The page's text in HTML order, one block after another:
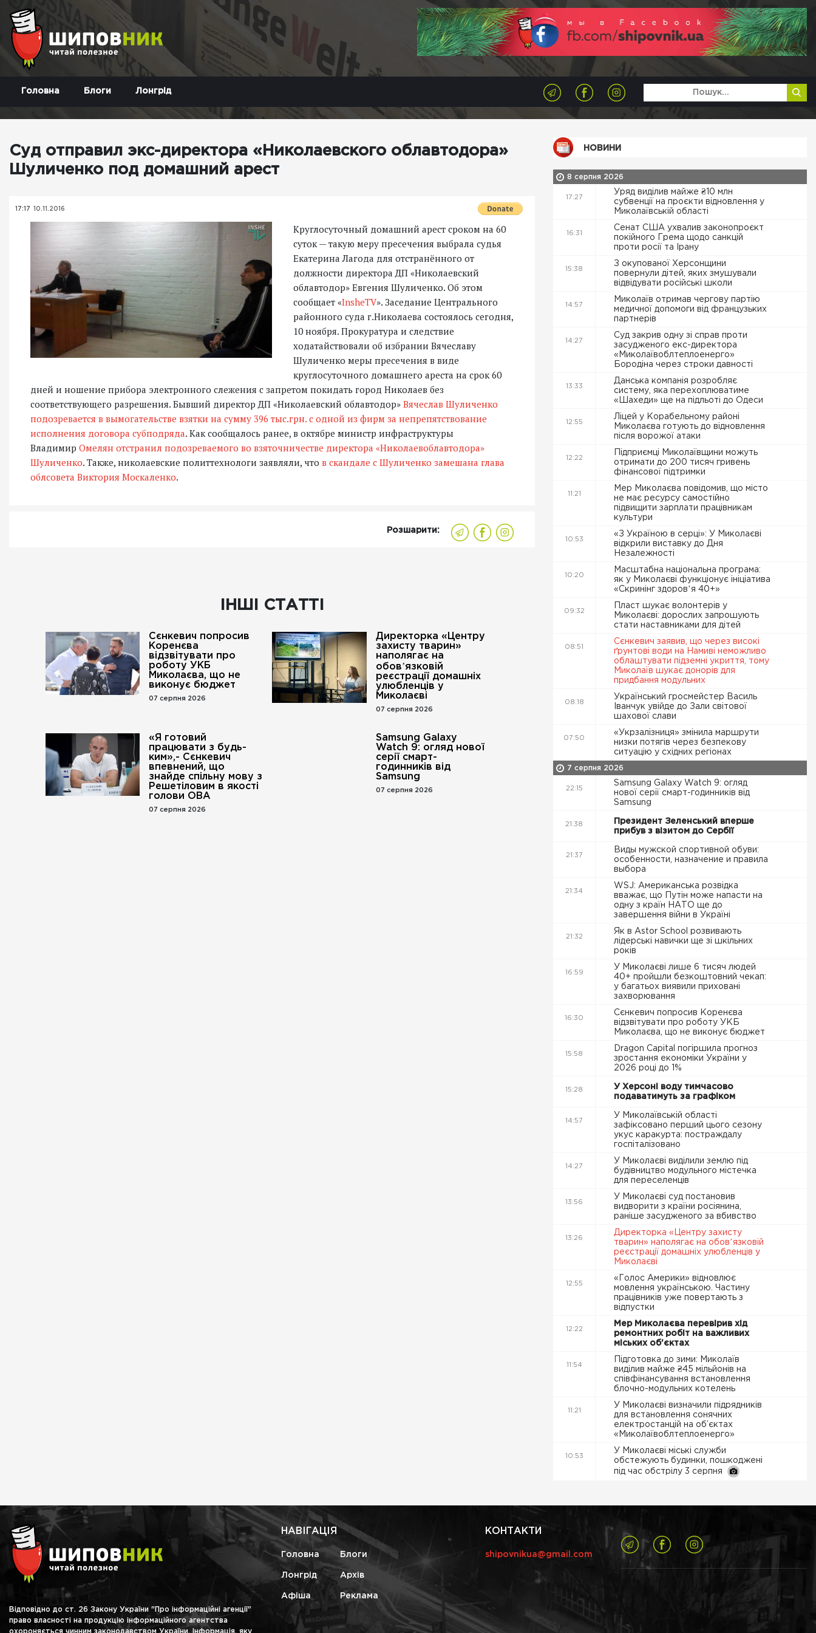
Головна Блоги Лонгрід
Суд отправил экс-директора «Николаевского облавтодора»
Шуличенко под домашний арест
17:17 10.11.2016
Круглосуточный домашний арест сроком на 60
суток — такую меру пресечения выбрала судья
Екатерина Лагода для отстранённого от
должности директора ДП «Николаевский
облавтодор» Евгения Шуличенко. Об этом
сообщает «InsheTV». Заседание Центрального
районного суда г.Николаева состоялось сегодня,
10 ноября. Прокуратура и следствие
ходатайствовали об избрании Вячеславу
Шуличенко меры пресечения в виде
круглосуточного домашнего ареста на срок 60
дней и ношение прибора электронного слежения с запретом покидать город Николаев без
соответствующего разрешения. Бывший директор ДП «Николаевский облавтодор» Вячеслав Шуличенко
подозревается в вымогательстве взятки на сумму 396 тыс.грн. с одной из фирм за непрепятствование
исполнения договора субподряда. Как сообщалось ранее, в октябре министр инфраструктуры
Владимир Омелян отстранил подозреваемого во взяточничестве директора «Николаевоблавтодора»
Шуличенко. Также, николаевские политтехнологи заявляли, что в скандале с Шуличенко замешана глава
облсовета Виктория Москаленко.
Розшарити:
ІНШІ СТАТТІ
Сєнкевич попросив
Коренєва
відзвітувати про
роботу УКБ
Миколаєва, що не
виконує бюджет
07 серпня 2026
Директорка «Центру
захисту тварин»
наполягає на
обовʼязковій
реєстрації домашніх
улюбленців у
Миколаєві
07 серпня 2026
«Я готовий
працювати з будь-
ким»,- Сєнкевич
впевнений, що
знайде спільну мову з
Решетіловим в якості
голови ОВА
07 серпня 2026
Samsung Galaxy
Watch 9: огляд нової
серії смарт-
годинників від
Samsung
07 серпня 2026
НОВИНИ
8 серпня 2026
17:27
Уряд виділив майже ₴10 млн
субвенції на проєкти відновлення у
Миколаївській області
16:31
Сенат США ухвалив законопроєкт
покійного Грема щодо санкцій
проти росії та Ірану
15:38
З окупованої Херсонщини
повернули дітей, яких змушували
відвідувати російські школи
14:57
Миколаїв отримав чергову партію
медичної допомоги від французьких
партнерів
14:27
Суд закрив одну зі справ проти
засудженого екс-директора
«Миколаївоблтеплоенерго»
Бородіна через строки давності
13:33
Данська компанія розробляє
систему, яка перехоплюватиме
«Шахеди» ще на підльоті до Одеси
12:55
Ліцей у Корабельному районі
Миколаєва готують до відновлення
після ворожої атаки
12:22
Підприємці Миколаївщини можуть
отримати до 200 тисяч гривень
фінансової підтримки
11:21
Мер Миколаєва повідомив, що місто
не має ресурсу самостійно
підвищити зарплати працівникам
культури
10:53
«З Україною в серці»: У Миколаєві
відкрили виставку до Дня
Незалежності
10:20
Масштабна національна програма:
як у Миколаєві функціонує ініціатива
«Скринінг здоровʼя 40+»
09:32
Пласт шукає волонтерів у
Миколаєві: дорослих запрошують
стати наставниками для дітей
08:51
Сєнкевич заявив, що через високі
ґрунтові води на Намиві неможливо
облаштувати підземні укриття, тому
Миколаїв шукає донорів для
придбання модульних
08:18
Український гросмейстер Василь
Іванчук увійде до Зали світової
шахової слави
07:50
«Укрзалізниця» змінила маршрути
низки потягів через безпекову
ситуацію у східних регіонах
7 серпня 2026
22:15
Samsung Galaxy Watch 9: огляд
нової серії смарт-годинників від
Samsung
21:38
Президент Зеленський вперше
прибув з візитом до Сербії
21:37
Виды мужской спортивной обуви:
особенности, назначение и правила
выбора
21:34
WSJ: Американська розвідка
вважає, що Путін може напасти на
одну з країн НАТО ще до
завершення війни в Україні
21:32
Як в Astor School розвивають
лідерські навички ще зі шкільних
років
16:59
У Миколаєві лише 6 тисяч людей
40+ пройшли безкоштовний чекап:
у багатьох виявили приховані
захворювання
16:30
Сєнкевич попросив Коренєва
відзвітувати про роботу УКБ
Миколаєва, що не виконує бюджет
15:58
Dragon Capital погіршила прогноз
зростання економіки України у
2026 році до 1%
15:28
У Херсоні воду тимчасово
подаватимуть за графіком
14:57
У Миколаївській області
зафіксовано перший цього сезону
укус каракурта: постраждалу
госпіталізовано
14:27
У Миколаєві виділили землю під
будівництво модульного містечка
для переселенців
13:56
У Миколаєві суд постановив
видворити з країни росіянина,
раніше засудженого за вбивство
13:26
Директорка «Центру захисту
тварин» наполягає на обовʼязковій
реєстрації домашніх улюбленців у
Миколаєві
12:55
«Голос Америки» відновлює
мовлення українською. Частину
працівників уже повертають з
відпустки
12:22
Мер Миколаєва перевірив хід
ремонтних робіт на важливих
міських об'єктах
11:54
Підготовка до зими: Миколаїв
виділив майже ₴45 мільйонів на
співфінансування встановлення
блочно-модульних котелень
11:21
У Миколаєві визначили підрядників
для встановлення сонячних
електростанцій на об’єктах
«Миколаївоблтеплоенерго»
10:53
У Миколаєві міські служби
обстежують будинки, пошкоджені
під час обстрілу 3 серпня
Відповідно до ст. 26 Закону України "Про інформаційні агенції"
право власності на продукцію інформаційного агентства
охороняється чинним законодавством України. Інформація, яку
НАВІГАЦІЯ
Головна Блоги
Лонгрід Архів
Афіша Реклама
КОНТАКТИ
shipovnikua@gmail.com